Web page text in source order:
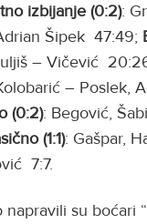
izbijanje (0:2):
Šipek 47:49;
– Vičević
– Poslek,
(0:2): Begović,
(1:1): Gašpar,
7:7.
napravili su boćari